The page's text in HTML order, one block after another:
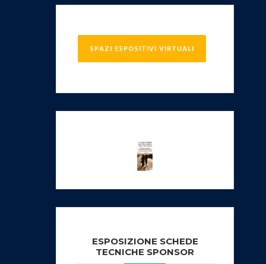
SPAZI ESPOSITIVI VIRTUALI
ESPOSIZIONE SCHEDE
TECNICHE SPONSOR